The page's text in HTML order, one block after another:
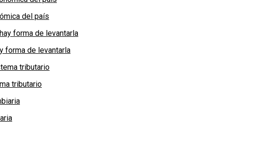
del país
forma de levantarla
tributario